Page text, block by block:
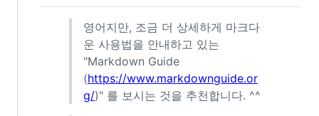
영어지만, 조금 더 상세하게 마크다
운 사용법을 안내하고 있는
"Markdown Guide
(https://www.markdownguide.or
g/)" 를 보시는 것을 추천합니다. ^^